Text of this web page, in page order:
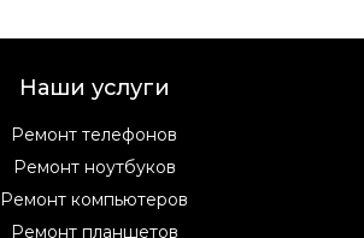
Наши услуги
Ремонт телефонов
Ремонт ноутбуков
Ремонт компьютеров
Ремонт планшетов